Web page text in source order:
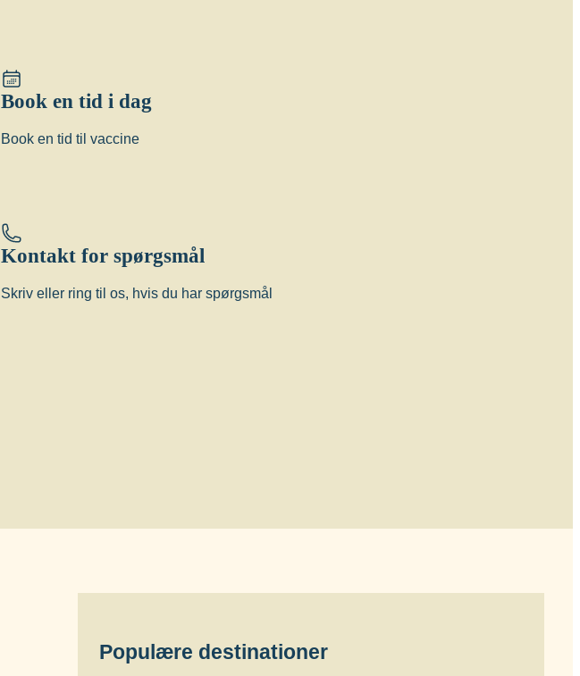
Book en tid i dag
Book en tid til vaccine
Kontakt for spørgsmål
Skriv eller ring til os, hvis du har spørgsmål
Populære destinationer